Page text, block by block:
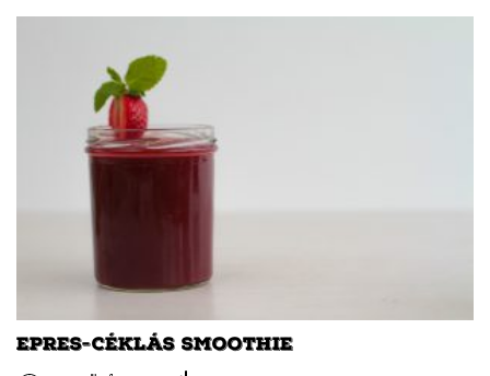
rozénkba beletenni.
EPRES-CÉKLÁS SMOOTHIE